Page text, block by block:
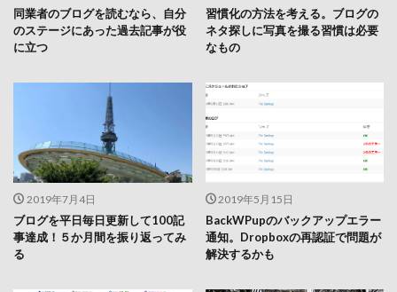
同業者のブログを読むなら、自分
のステージにあった過去記事が役
に立つ
習慣化の方法を考える。ブログの
ネタ探しに写真を撮る習慣は必要
なもの
2019年7月4日
ブログを平日毎日更新して100記
事達成！５か月間を振り返ってみ
る
2019年5月15日
BackWPupのバックアップエラー
通知。Dropboxの再認証で問題が
解決するかも